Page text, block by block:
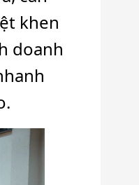
khen
doanh